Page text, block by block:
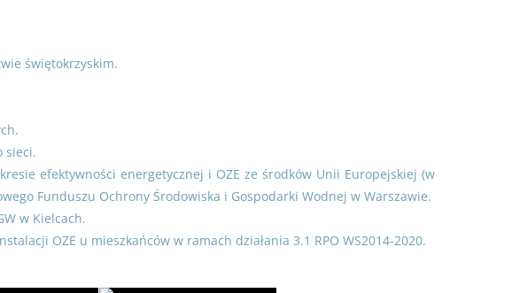
świętokrzyskim.
sieci.
efektywności energetycznej i OZE ze środków Unii Europejskiej (w
Funduszu Ochrony Środowiska i Gospodarki Wodnej w Warszawie.
w Kielcach.
OZE u mieszkańców w ramach działania 3.1 RPO WS2014-2020.